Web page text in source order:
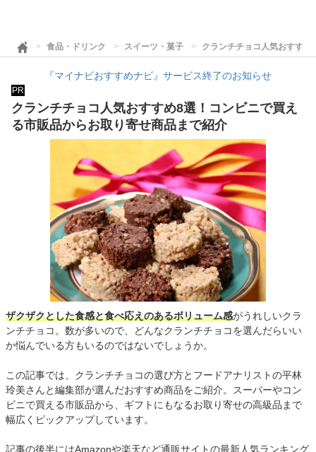
食品・ドリンク スイーツ・菓子 クランチチョコ人気おすす
『マイナビおすすめナビ』サービス終了のお知らせ
PR
クランチチョコ人気おすすめ8選！コンビニで買え
る市販品からお取り寄せ商品まで紹介
ザクザクとした食感と食べ応えのあるボリューム感がうれしいクラ
ンチチョコ。数が多いので、どんなクランチチョコを選んだらいい
か悩んでいる方もいるのではないでしょうか。
この記事では、クランチチョコの選び方とフードアナリストの平林
玲美さんと編集部が選んだおすすめ商品をご紹介。スーパーやコン
ビニで買える市販品から、ギフトにもなるお取り寄せの高級品まで
幅広くピックアップしています。
記事の後半にはAmazonや楽天など通販サイトの最新人気ランキング